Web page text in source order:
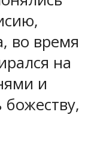
во время
на
и
божеству,